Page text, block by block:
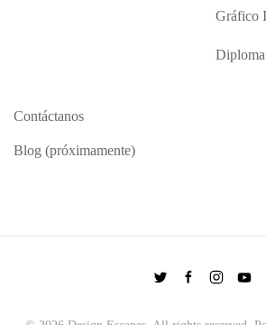
Gráfico
Contáctanos
Blog (próximamente)